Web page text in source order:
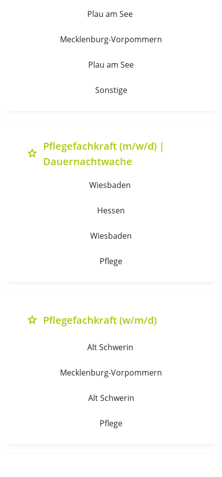
Plau am See
Mecklenburg-Vorpommern
Plau am See
Sonstige
grade
Pflegefachkraft (m/w/d) |
Dauernachtwache
Wiesbaden
Hessen
Wiesbaden
Pflege
grade Pflegefachkraft (w/m/d)
Alt Schwerin
Mecklenburg-Vorpommern
Alt Schwerin
Pflege